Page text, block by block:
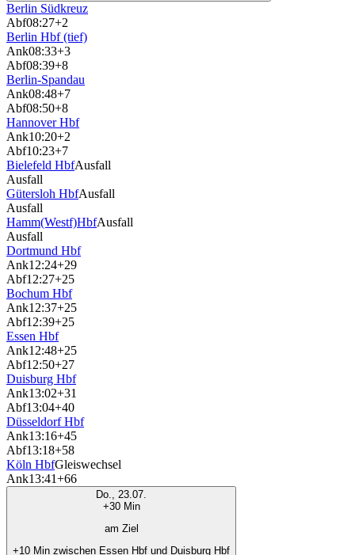
Berlin Südkreuz
Abf08:27+2
Berlin Hbf (tief)
Ank08:33+3
Abf08:39+8
Berlin-Spandau
Ank08:48+7
Abf08:50+8
Hannover Hbf
Ank10:20+2
Abf10:23+7
Bielefeld HbfAusfall
Ausfall
Gütersloh HbfAusfall
Ausfall
Hamm(Westf)HbfAusfall
Ausfall
Dortmund Hbf
Ank12:24+29
Abf12:27+25
Bochum Hbf
Ank12:37+25
Abf12:39+25
Essen Hbf
Ank12:48+25
Abf12:50+27
Duisburg Hbf
Ank13:02+31
Abf13:04+40
Düsseldorf Hbf
Ank13:16+45
Abf13:18+58
Köln HbfGleiswechsel
Ank13:41+66
Do., 23.07.
+30 Min
am Ziel
+10 Min zwischen Essen Hbf und Duisburg Hbf